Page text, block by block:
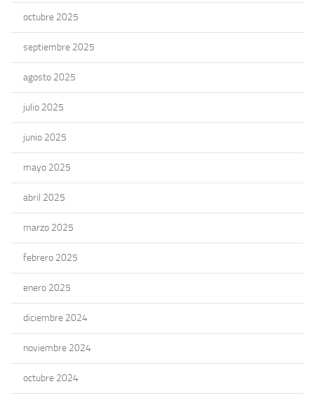
octubre 2025
septiembre 2025
agosto 2025
julio 2025
junio 2025
mayo 2025
abril 2025
marzo 2025
febrero 2025
enero 2025
diciembre 2024
noviembre 2024
octubre 2024